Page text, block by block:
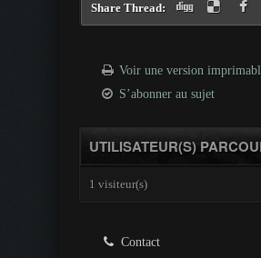
Share Thread:
Voir une version
S’abonner au sujet
UTILISATEUR(S)
1 visiteur(s)
Contact